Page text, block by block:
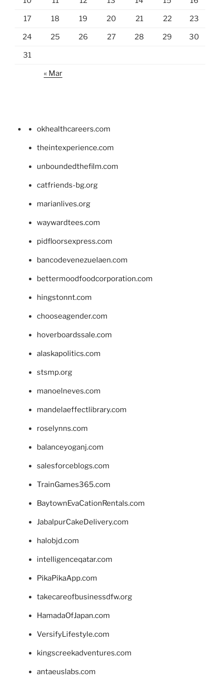
17 18 19 20 21 22 23
24 25 26 27 28 29 30
31
« Mar
okhealthcareers.com
theintexperience.com
unboundedthefilm.com
catfriends-bg.org
marianlives.org
waywardtees.com
pidfloorsexpress.com
bancodevenezuelaen.com
bettermoodfoodcorporation.com
hingstonnt.com
chooseagender.com
hoverboardssale.com
alaskapolitics.com
stsmp.org
manoelneves.com
mandelaeffectlibrary.com
roselynns.com
balanceyoganj.com
salesforceblogs.com
TrainGames365.com
BaytownEvaCationRentals.com
JabalpurCakeDelivery.com
halobjd.com
intelligenceqatar.com
PikaPikaApp.com
takecareofbusinessdfw.org
HamadaOfJapan.com
VersifyLifestyle.com
kingscreekadventures.com
antaeuslabs.com